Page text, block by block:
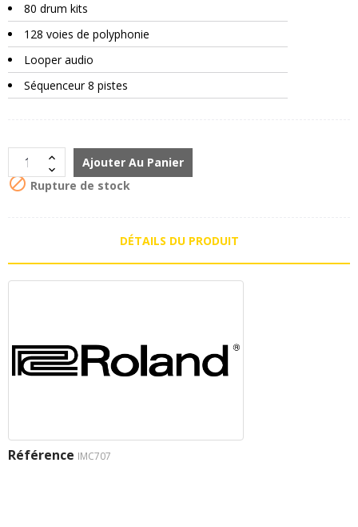
80 drum kits
128 voies de polyphonie
Looper audio
Séquenceur 8 pistes
Ajouter Au Panier
 Rupture de stock
DÉTAILS DU PRODUIT
Référence IMC707